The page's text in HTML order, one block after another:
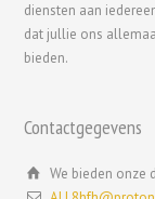
diensten aan
dat jullie ons
bieden.
Contactgegevens
We bieden onze